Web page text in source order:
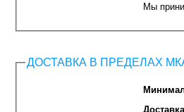
Мы
ДОСТАВКА В ПРЕДЕЛАХ